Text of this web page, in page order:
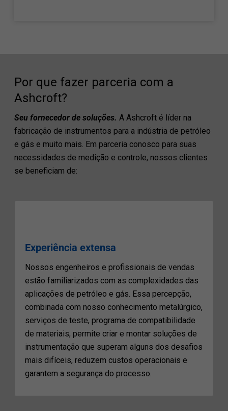
Por que fazer parceria com a
Ashcroft?
Seu fornecedor de soluções.A Ashcroft é líder na
fabricação de instrumentos para a indústria de petróleo
e gás e muito mais. Em parceria conosco para suas
necessidades de medição e controle, nossos clientes
se beneficiam de:
Experiência extensa
Nossos engenheiros e profissionais de vendas
estão familiarizados com as complexidades das
aplicações de petróleo e gás. Essa percepção,
combinada com nosso conhecimento metalúrgico,
serviços de teste, programa de compatibilidade
de materiais, permite criar e montar soluções de
instrumentação que superam alguns dos desafios
mais difíceis, reduzem custos operacionais e
garantem a segurança do processo.